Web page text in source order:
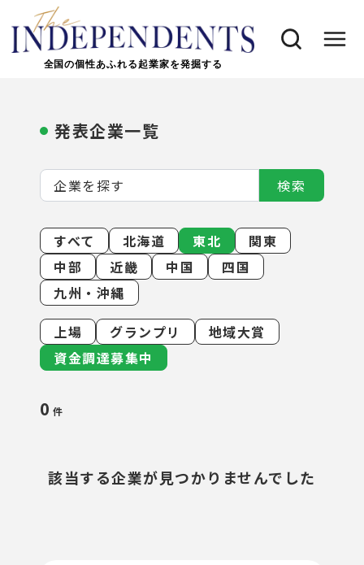
全国の個性あふれる起業家を発掘する
発表企業一覧
検索
すべて 北海道 東北
関東
中部
近畿 中国
四国
九州・沖縄
上場
グランプリ
地域大賞
資金調達募集中
0 件
該当する企業が見つかりませんでした